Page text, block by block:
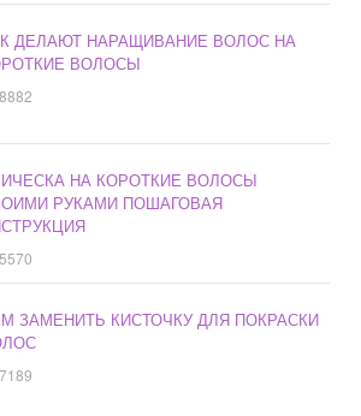
ДЕЛАЮТ НАРАЩИВАНИЕ ВОЛОС НА
ВОЛОСЫ
НА КОРОТКИЕ ВОЛОСЫ
РУКАМИ ПОШАГОВАЯ
ЗАМЕНИТЬ КИСТОЧКУ ДЛЯ ПОКРАСКИ